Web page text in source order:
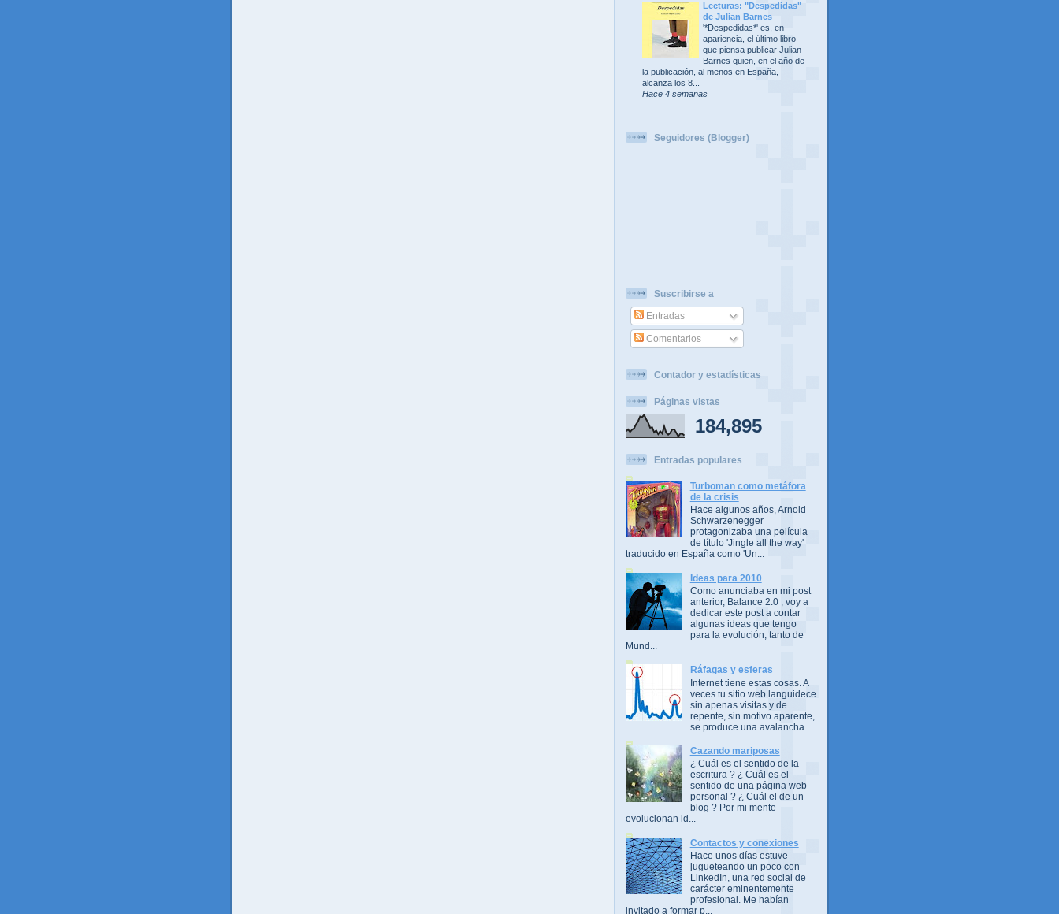
Lecturas: "Despedidas"
de Julian Barnes -
'*Despedidas*' es, en
apariencia, el último libro
que piensa publicar Julian
Barnes quien, en el año de
la publicación, al menos en España,
alcanza los 8...
Hace 4 semanas
Seguidores (Blogger)
Suscribirse a
Entradas
Comentarios
Contador y estadísticas
Páginas vistas
184,895
Entradas populares
Turboman como metáfora
de la crisis
Hace algunos años, Arnold
Schwarzenegger
protagonizaba una película
de título 'Jingle all the way'
traducido en España como 'Un...
Ideas para 2010
Como anunciaba en mi post
anterior, Balance 2.0 , voy a
dedicar este post a contar
algunas ideas que tengo
para la evolución, tanto de
Mund...
Ráfagas y esferas
Internet tiene estas cosas. A
veces tu sitio web languidece
sin apenas visitas y de
repente, sin motivo aparente,
se produce una avalancha ...
Cazando mariposas
¿ Cuál es el sentido de la
escritura ? ¿ Cuál es el
sentido de una página web
personal ? ¿ Cuál el de un
blog ? Por mi mente
evolucionan id...
Contactos y conexiones
Hace unos días estuve
jugueteando un poco con
LinkedIn, una red social de
carácter eminentemente
profesional. Me habían
invitado a formar p...